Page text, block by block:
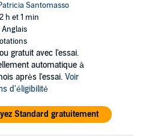
Santomasso
h et 1 min
Anglais
ou gratuit avec l'essai.
automatique à
après l'essai. Voir
d'éligibilité
Standard gratuitement